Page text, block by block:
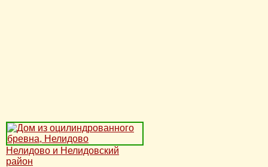
Нелидово и Нелидовский
район